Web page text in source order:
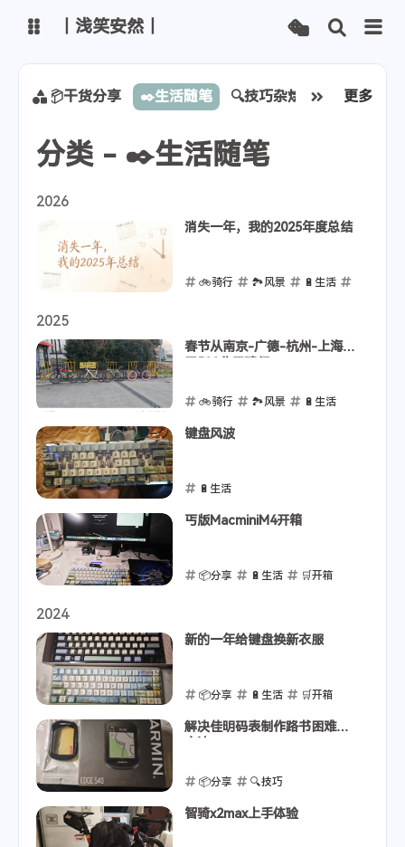
博客 文章管理
主路线 Vercel线路
智谱清言
通义千问
丨浅笑安然丨
📦干货分享 ✒️生活随笔 🔍技巧杂烩 📚学习记录
更多
分类 - ✒️生活随笔
2026
消失一年，我的2025年度总结
🚲骑行 🏞️风景 🔋生活
2026-01-24
2025
春节从南京-广德-杭州-上海三
🚲骑行 🏞️风景 🔋生活
2025-02-05
键盘风波
🔋生活
2025-01-20
丐版MacminiM4开箱
📦分享 🔋生活 🛒开箱
2024
新的一年给键盘换新衣服
📦分享 🔋生活 🛒开箱
2024-12-16
解决佳明码表制作路书困难的
📦分享 🔍技巧
2024-11-28
智骑x2max上手体验